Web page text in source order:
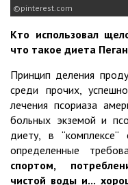
pinterest.com
Кто использовал
что такое диета
Принцип деления
среди прочих,
лечения псориаза
больных экземой и
диету, в
определенные
спортом,
чистой воды и...